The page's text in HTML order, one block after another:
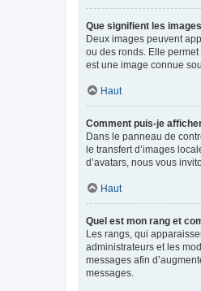
Que signifient les
Deux images peuvent
ou des ronds. Elle
est une image connue
Haut
Comment puis-je
Dans le panneau de
le transfert d’images
d’avatars, nous vous
Haut
Quel est mon rang et
Les rangs, qui
administrateurs et les
messages afin
messages.